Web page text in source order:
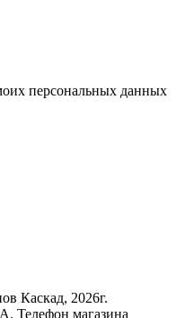
персональных данных
Каскад, 2026г.
Телефон магазина